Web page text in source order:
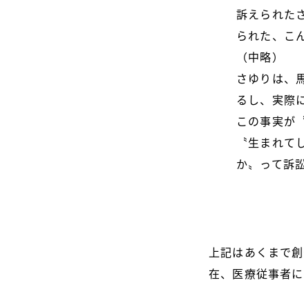
訴えられた
られた、こ
（中略）
さゆりは、
るし、実際
この事実が
〝生まれて
か〟って訴
上記はあくまで
在、医療従事者